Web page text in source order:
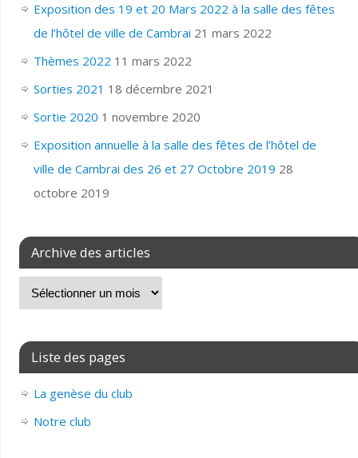
Exposition des 19 et 20 Mars 2022 à la salle des fêtes
de l’hôtel de ville de Cambrai 21 mars 2022
Thèmes 2022 11 mars 2022
Sorties 2021 18 décembre 2021
Sortie 2020 1 novembre 2020
Exposition annuelle à la salle des fêtes de l’hôtel de
ville de Cambrai des 26 et 27 Octobre 2019 28
octobre 2019
Archive des articles
Liste des pages
La genèse du club
Notre club